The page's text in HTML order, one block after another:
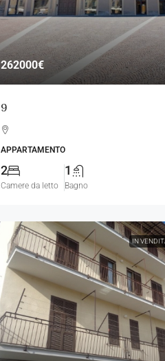
262000€
9
APPARTAMENTO
2
Camere da letto
1
Bagno
IN